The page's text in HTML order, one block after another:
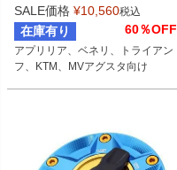
SALE価格 ¥10,560税込
在庫有り 60％OFF
アプリリア、ベネリ、トライアン
フ、KTM、MVアグスタ向け